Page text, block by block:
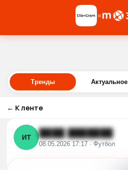
×
Тренды Актуальное
← К ленте
ИТ ████ ███████
08.05.2026 17:17 · Футбол